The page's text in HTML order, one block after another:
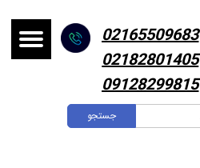
جستجو
02165509683
02182801405
09128299815